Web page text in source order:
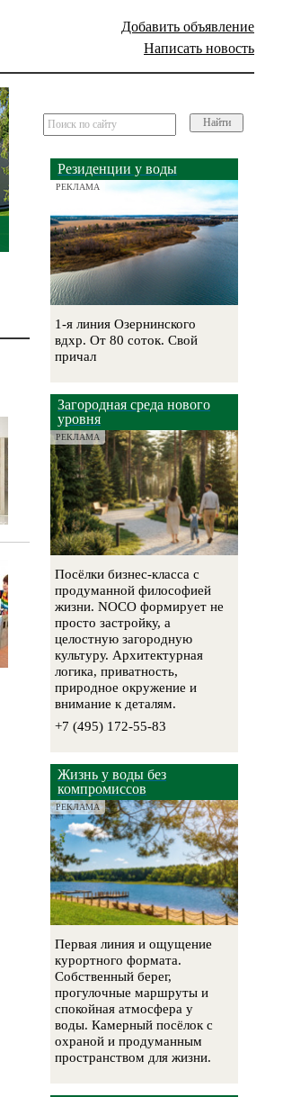
Добавить объявление
Написать новость
Найти
Резиденции у воды
РЕКЛАМА
1-я линия Озернинского
вдхр. От 80 соток. Свой
причал
Загородная среда нового
уровня
РЕКЛАМА
Посёлки бизнес-класса с
продуманной философией
жизни. NOCO формирует не
просто застройку, а
целостную загородную
культуру. Архитектурная
логика, приватность,
природное окружение и
внимание к деталям.
+7 (495) 172-55-83
Жизнь у воды без
компромиссов
РЕКЛАМА
Первая линия и ощущение
курортного формата.
Собственный берег,
прогулочные маршруты и
спокойная атмосфера у
воды. Камерный посёлок с
охраной и продуманным
пространством для жизни.